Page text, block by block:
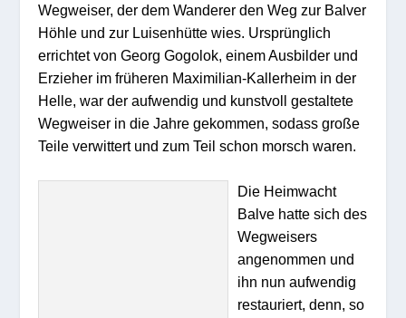
Wegweiser, der dem Wanderer den Weg zur Balver
Höhle und zur Luisenhütte wies. Ursprünglich
errichtet von Georg Gogolok, einem Ausbilder und
Erzieher im früheren Maximilian-Kallerheim in der
Helle, war der aufwendig und kunstvoll gestaltete
Wegweiser in die Jahre gekommen, sodass große
Teile verwittert und zum Teil schon morsch waren.
Die Heimwacht
Balve hatte sich des
Wegweisers
angenommen und
ihn nun aufwendig
restauriert, denn, so